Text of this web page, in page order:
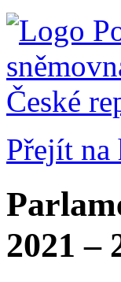
Přejít na
2021 –